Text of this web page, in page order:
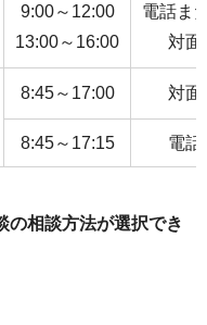
9:00～12:00
13:00～16:00
電話ま
対面
8:45～17:00 対面
8:45～17:15 電話
相談方法が選択でき